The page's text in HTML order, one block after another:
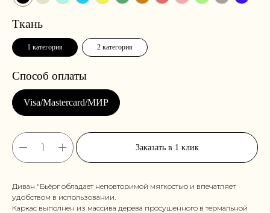
Ткань
1 категория 2 категория
Заказать в 1 клик
Диван "Бьёрг обладает неповторимой мягкостью и впечатляет
удобством в использовании.
Каркас выполнен из массива дерева просушенного в термальной